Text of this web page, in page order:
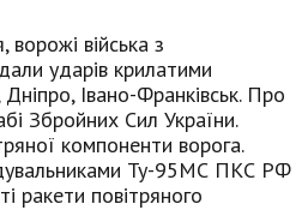
ворожі війська з
ударів крилатими
Івано-Франківськ. Про
Збройних Сил України.
компоненти ворога.
Ту-95МС ПКС РФ
ракети повітряного